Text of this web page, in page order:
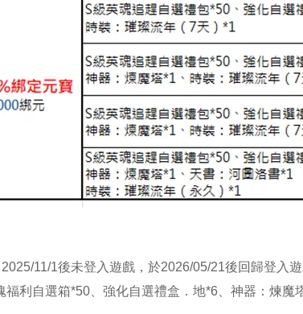
11/1後未登入遊戲，於2026/05/21後回歸登入
利自選箱*50、強化自選禮盒．地*6、神器：煉魔